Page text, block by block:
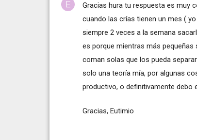
Gracias hura tu respuesta es muy
cuando las crías tienen un mes (
siempre 2 veces a la semana
es porque mientras más
coman solas que los pueda
solo una teoría mía, por algunas
productivo, o definitivamente debo
Gracias, Eutimio